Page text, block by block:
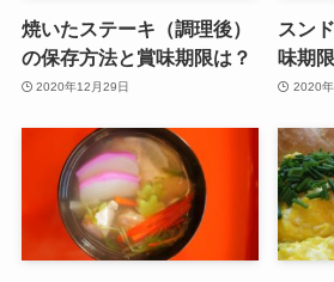
焼いたステーキ（調理後）
の保存方法と賞味期限は？
2020年12月29日
スン
味期
2020